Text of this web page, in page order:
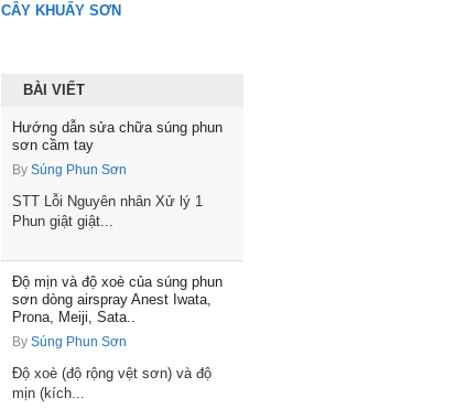
CÂY KHUẤY SƠN
BÀI VIẾT
Hướng dẫn sửa chữa súng phun
sơn cầm tay
By Súng Phun Sơn
STT Lỗi Nguyên nhân Xử lý 1
Phun giật giật...
Độ mịn và độ xoè của súng phun
sơn dòng airspray Anest Iwata,
Prona, Meiji, Sata..
By Súng Phun Sơn
Độ xoè (độ rộng vệt sơn) và độ
mịn (kích...